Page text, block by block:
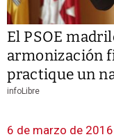
El PSOE
armonización
practique un
infoLibre
6 de marzo de 2016